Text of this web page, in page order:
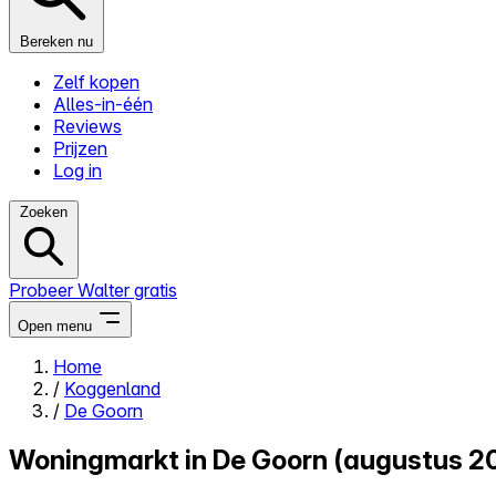
Bereken nu
Zelf kopen
Alles-in-één
Reviews
Prijzen
Log in
Zoeken
Probeer Walter gratis
Open menu
Close menu
Home
/ Koggenland
/ De Goorn
Woningmarkt in De Goorn (augustus